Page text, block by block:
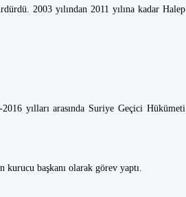
2003 yılından 2011 yılına kadar Halep
yılları arasında Suriye Geçici Hükümeti
kurucu başkanı olarak görev yaptı.